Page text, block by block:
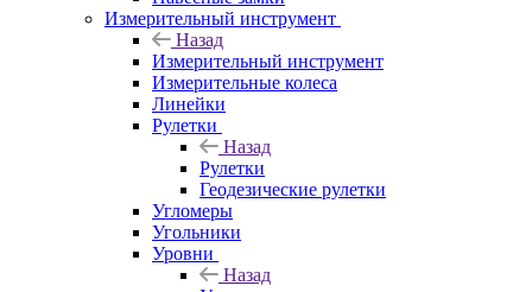
Измерительный инструмент
Назад
Измерительный инструмент
Измерительные колеса
Линейки
Рулетки
Назад
Рулетки
Геодезические рулетки
Угломеры
Угольники
Уровни
Назад